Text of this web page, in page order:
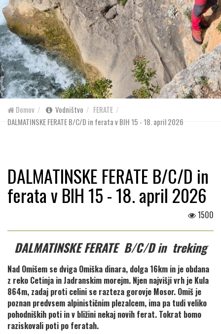
Domov Vodništvo
FERATE
DALMATINSKE FERATE B/C/D in ferata v BIH 15 - 18. april 2026
DALMATINSKE FERATE B/C/D in
ferata v BIH 15 - 18. april 2026
1500
DALMATINSKE FERATE B/C/D in treking
Nad Omišem se dviga Omiška dinara, dolga 16km in je obdana
z reko Cetinja in Jadranskim morejm. Njen najvišji vrh je Kula
864m, zadaj proti celini se razteza gorovje Mosor. Omiš je
poznan predvsem alpinističnim plezalcem, ima pa tudi veliko
pohodniških poti in v bližini nekaj novih ferat. Tokrat bomo
raziskovali poti po feratah.